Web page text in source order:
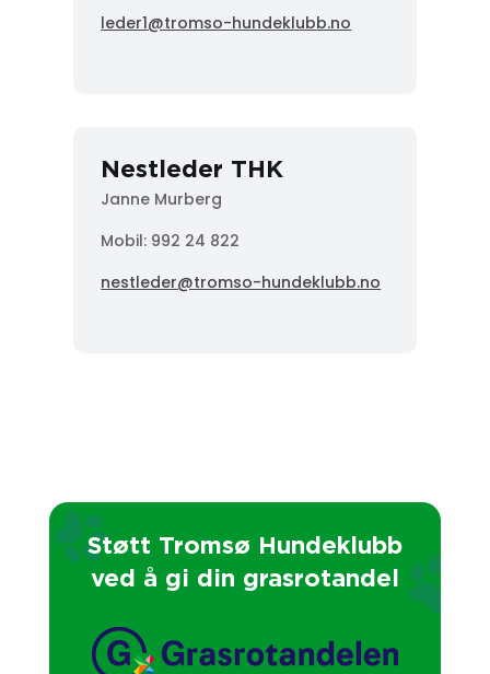
leder1@tromso-hundeklubb.no
Nestleder THK
Janne Murberg
Mobil: 992 24 822
nestleder@tromso-hundeklubb.no
Støtt Tromsø Hundeklubb
ved å gi din grasrotandel